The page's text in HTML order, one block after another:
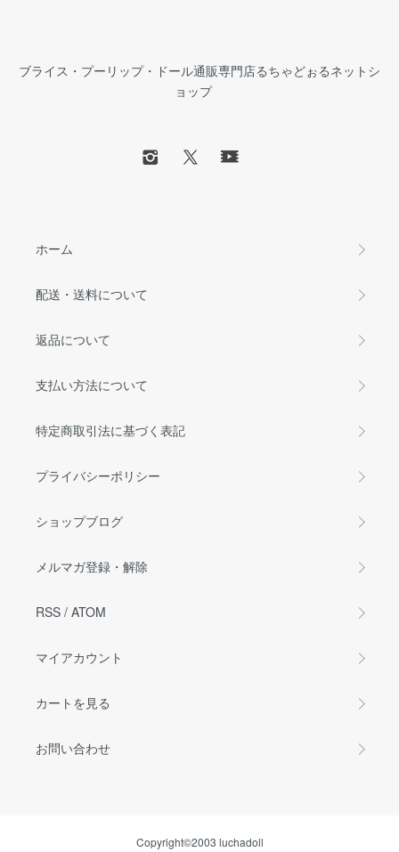
ブライス・プーリップ・ドール通販専門店るちゃどぉるネットシ
ョップ
ホーム
配送・送料について
返品について
支払い方法について
特定商取引法に基づく表記
プライバシーポリシー
ショップブログ
メルマガ登録・解除
RSS / ATOM
マイアカウント
カートを見る
お問い合わせ
Copyright©2003 luchadoll